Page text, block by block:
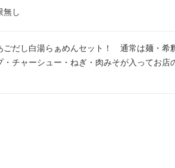
無し
ごだし白湯らぁめんセット！ 通常は麺・希
・チャーシュー・ねぎ・肉みそが入ってお店